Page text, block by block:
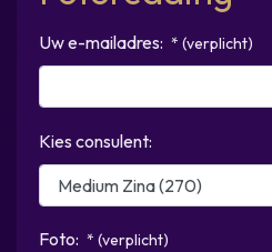
Uw e-mailadres: * (verplicht)
Kies consulent:
Foto: * (verplicht)